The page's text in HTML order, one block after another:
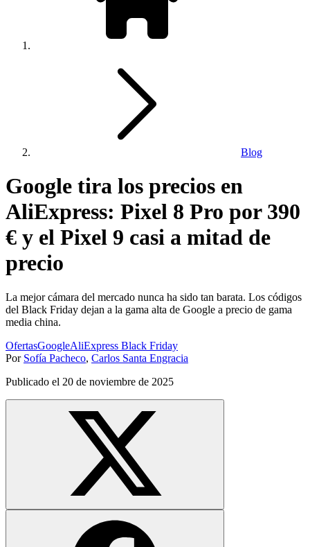
Blog
Google tira los precios en
AliExpress: Pixel 8 Pro por 390
€ y el Pixel 9 casi a mitad de
precio
La mejor cámara del mercado nunca ha sido tan barata. Los códigos
del Black Friday dejan a la gama alta de Google a precio de gama
media china.
OfertasGoogleAliExpress Black Friday
Por Sofía Pacheco, Carlos Santa Engracia
Publicado el 20 de noviembre de 2025